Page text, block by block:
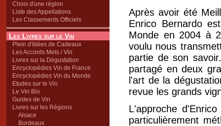
Choix d'une région
Liste des Appellations
Les Classements Officiels
Les Livres sur le Vin
Plein d'Idées de Cadeaux
Les Accords Mets / Vin
Livres sur la Dégustation
Encyclopédies Vin de France
Encyclopédies Vin du Monde
Etudes sur le Vin
Le Vin Bio
Guides de Vin
Livres sur les Régions
Alsace
Bordeaux
Après avoir été
Enrico Bernardo
Monde en 2004 à
voulu nous
partie de son
partagé en deux
l'art de la
revue les grands
L'approche
particulièrement